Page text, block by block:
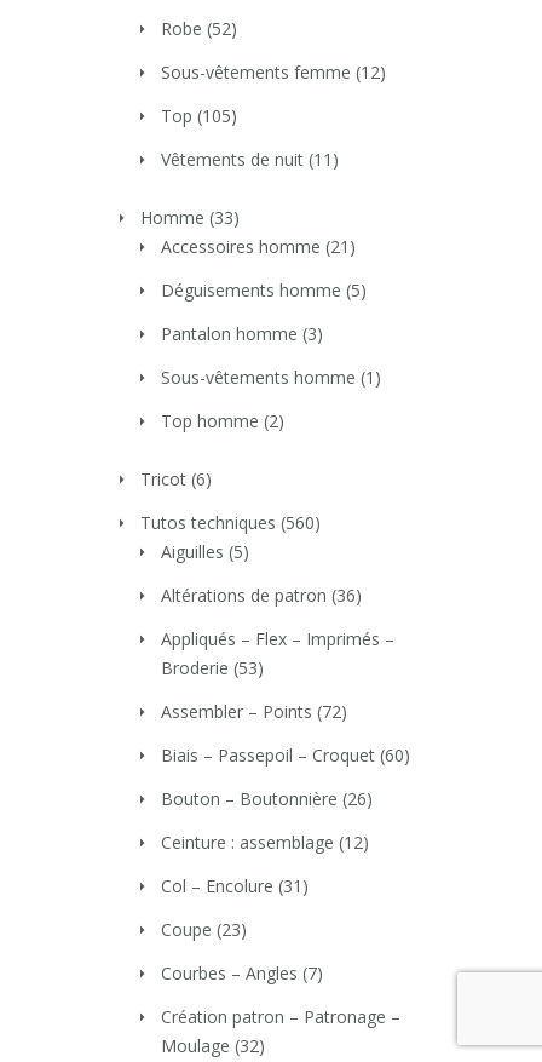
Robe (52)
Sous-vêtements femme (12)
Top (105)
Vêtements de nuit (11)
Homme (33)
Accessoires homme (21)
Déguisements homme (5)
Pantalon homme (3)
Sous-vêtements homme (1)
Top homme (2)
Tricot (6)
Tutos techniques (560)
Aiguilles (5)
Altérations de patron (36)
Appliqués – Flex – Imprimés –
Broderie (53)
Assembler – Points (72)
Biais – Passepoil – Croquet (60)
Bouton – Boutonnière (26)
Ceinture : assemblage (12)
Col – Encolure (31)
Coupe (23)
Courbes – Angles (7)
Création patron – Patronage –
Moulage (32)